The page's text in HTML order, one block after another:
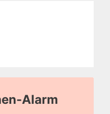
Alarm